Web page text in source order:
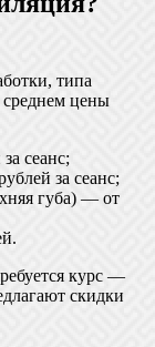
типа
среднем цены
сеанс;
за сеанс;
губа) — от
курс —
скидки